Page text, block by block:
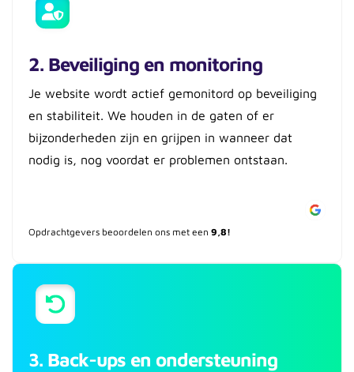
2. Beveiliging en monitoring
Je website wordt actief gemonitord op beveiliging
en stabiliteit. We houden in de gaten of er
bijzonderheden zijn en grijpen in wanneer dat
nodig is, nog voordat er problemen ontstaan.
Opdrachtgevers beoordelen ons met een 9,8!
3. Back-ups en ondersteuning